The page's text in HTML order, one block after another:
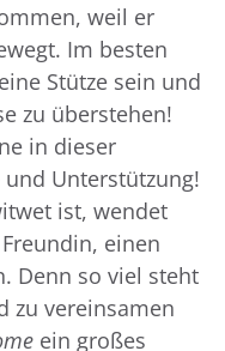
weil er
Im besten
Stütze sein und
zu überstehen!
in dieser
Unterstützung!
ist, wendet
einen
Denn so viel steht
zu vereinsamen
ein großes